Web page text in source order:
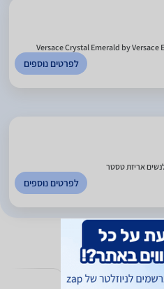
Versace Crystal Emerald by
לפרטים נוספים
לפרטים נוספים